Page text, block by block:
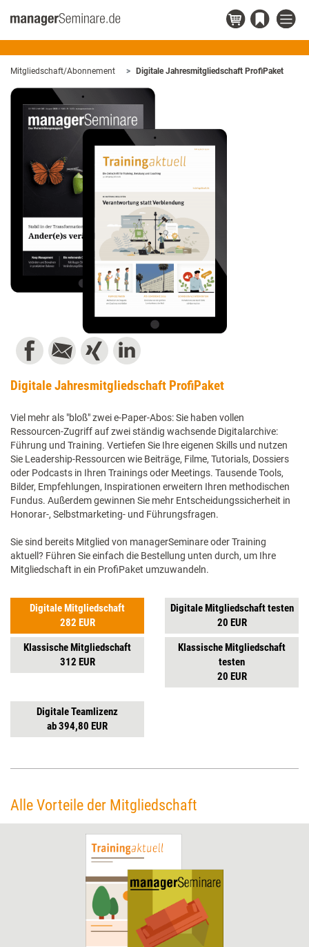
Mitgliedschaft/Abonnement Digitale Jahresmitgliedschaft ProfiPaket
Digitale Jahresmitgliedschaft ProfiPaket
Viel mehr als "bloß" zwei e-Paper-Abos: Sie haben vollen
Ressourcen-Zugriff auf zwei ständig wachsende Digitalarchive:
Führung und Training. Vertiefen Sie Ihre eigenen Skills und nutzen
Sie Leadership-Ressourcen wie Beiträge, Filme, Tutorials, Dossiers
oder Podcasts in Ihren Trainings oder Meetings. Tausende Tools,
Bilder, Empfehlungen, Inspirationen erweitern Ihren methodischen
Fundus. Außerdem gewinnen Sie mehr Entscheidungssicherheit in
Honorar-, Selbstmarketing- und Führungsfragen.
Sie sind bereits Mitglied von managerSeminare oder Training
aktuell? Führen Sie einfach die Bestellung unten durch, um Ihre
Mitgliedschaft in ein ProfiPaket umzuwandeln.
Digitale Mitgliedschaft
282 EUR
Digitale Mitgliedschaft testen
20 EUR
Klassische Mitgliedschaft
312 EUR
Klassische Mitgliedschaft
testen
20 EUR
Digitale Teamlizenz
ab 394,80 EUR
Alle Vorteile der Mitgliedschaft